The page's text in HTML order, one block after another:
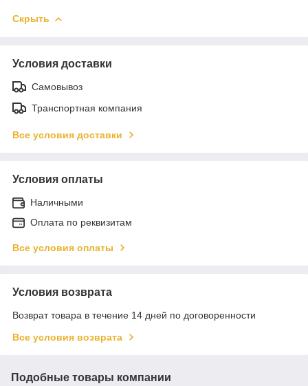
Скрыть
Условия доставки
Самовывоз
Транспортная компания
Все условия доставки
Условия оплаты
Наличными
Оплата по реквизитам
Все условия оплаты
Условия возврата
Возврат товара в течение 14 дней по договоренности
Все условия возврата
Подобные товары компании